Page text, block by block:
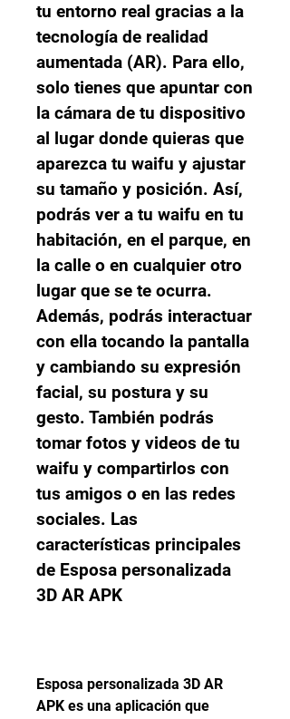
tu entorno real gracias a la
tecnología de realidad
aumentada (AR). Para ello,
solo tienes que apuntar con
la cámara de tu dispositivo
al lugar donde quieras que
aparezca tu waifu y ajustar
su tamaño y posición. Así,
podrás ver a tu waifu en tu
habitación, en el parque, en
la calle o en cualquier otro
lugar que se te ocurra.
Además, podrás interactuar
con ella tocando la pantalla
y cambiando su expresión
facial, su postura y su
gesto. También podrás
tomar fotos y videos de tu
waifu y compartirlos con
tus amigos o en las redes
sociales. Las
características principales
de Esposa personalizada
3D AR APK
Esposa personalizada 3D AR
APK es una aplicación que